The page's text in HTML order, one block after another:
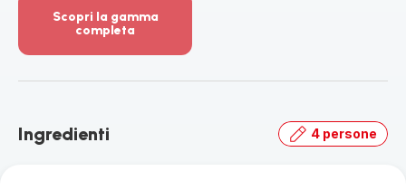
Scopri la gamma
completa
dettagli
la
Ingredienti 4 persone